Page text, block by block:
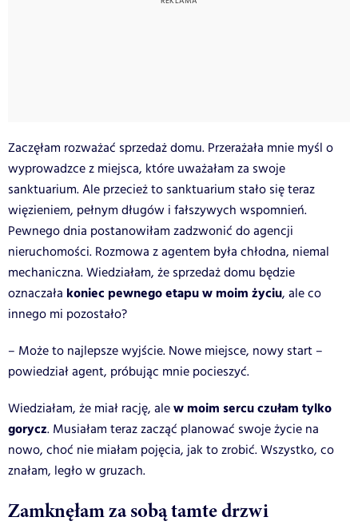
Zaczęłam rozważać sprzedaż domu. Przerażała mnie myśl o
wyprowadzce z miejsca, które uważałam za swoje
sanktuarium. Ale przecież to sanktuarium stało się teraz
więzieniem, pełnym długów i fałszywych wspomnień.
Pewnego dnia postanowiłam zadzwonić do agencji
nieruchomości. Rozmowa z agentem była chłodna, niemal
mechaniczna. Wiedziałam, że sprzedaż domu będzie
oznaczała koniec pewnego etapu w moim życiu, ale co
innego mi pozostało?
– Może to najlepsze wyjście. Nowe miejsce, nowy start –
powiedział agent, próbując mnie pocieszyć.
Wiedziałam, że miał rację, alew moim sercu czułam tylko
gorycz. Musiałam teraz zacząć planować swoje życie na
nowo, choć nie miałam pojęcia, jak to zrobić. Wszystko, co
znałam, legło w gruzach.
Zamknęłam za sobą tamte drzwi